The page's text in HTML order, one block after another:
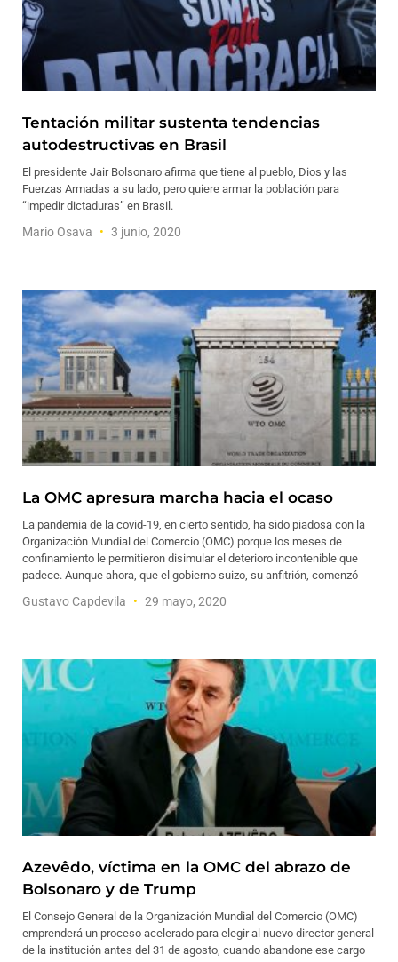
Tentación militar sustenta tendencias
autodestructivas en Brasil
El presidente Jair Bolsonaro afirma que tiene al pueblo, Dios y las
Fuerzas Armadas a su lado, pero quiere armar la población para
“impedir dictaduras” en Brasil.
Mario Osava 3 junio, 2020
La OMC apresura marcha hacia el ocaso
La pandemia de la covid-19, en cierto sentido, ha sido piadosa con la
Organización Mundial del Comercio (OMC) porque los meses de
confinamiento le permitieron disimular el deterioro incontenible que
padece. Aunque ahora, que el gobierno suizo, su anfitrión, comenzó
Gustavo Capdevila 29 mayo, 2020
Azevêdo, víctima en la OMC del abrazo de
Bolsonaro y de Trump
El Consejo General de la Organización Mundial del Comercio (OMC)
emprenderá un proceso acelerado para elegir al nuevo director general
de la institución antes del 31 de agosto, cuando abandone ese cargo